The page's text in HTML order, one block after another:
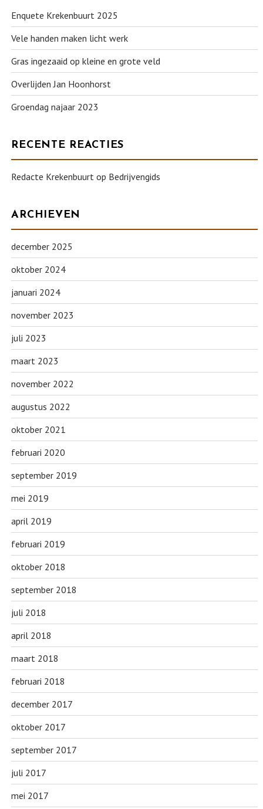
Enquete Krekenbuurt 2025
Vele handen maken licht werk
Gras ingezaaid op kleine en grote veld
Overlijden Jan Hoonhorst
Groendag najaar 2023
RECENTE REACTIES
Redacte Krekenbuurt op Bedrijvengids
ARCHIEVEN
december 2025
oktober 2024
januari 2024
november 2023
juli 2023
maart 2023
november 2022
augustus 2022
oktober 2021
februari 2020
september 2019
mei 2019
april 2019
februari 2019
oktober 2018
september 2018
juli 2018
april 2018
maart 2018
februari 2018
december 2017
oktober 2017
september 2017
juli 2017
mei 2017